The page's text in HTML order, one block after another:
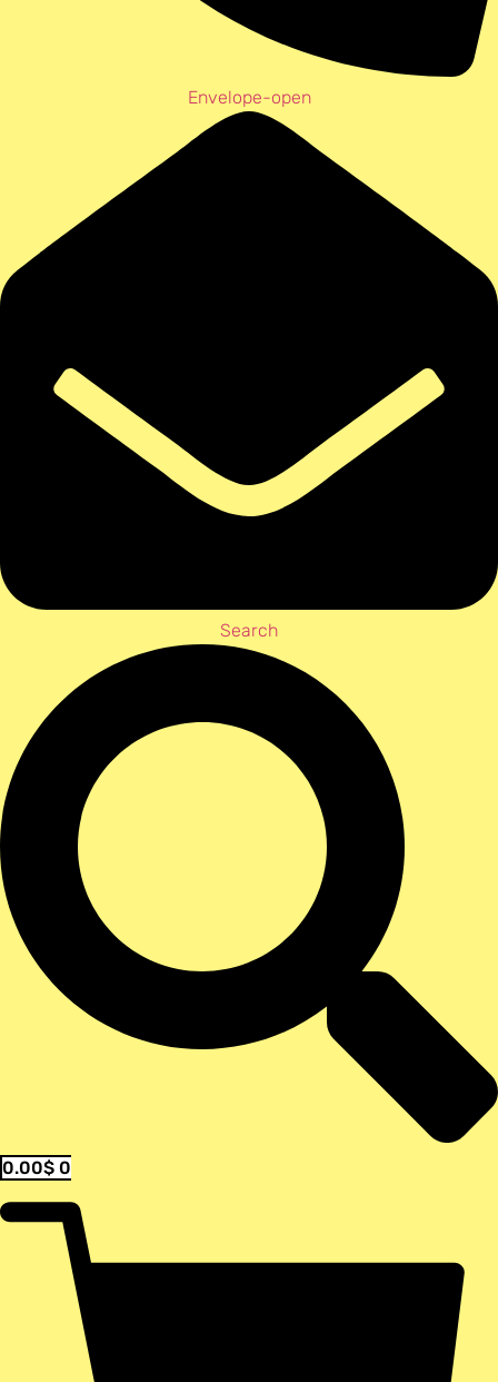
Envelope-open
Search
0.00$ 0